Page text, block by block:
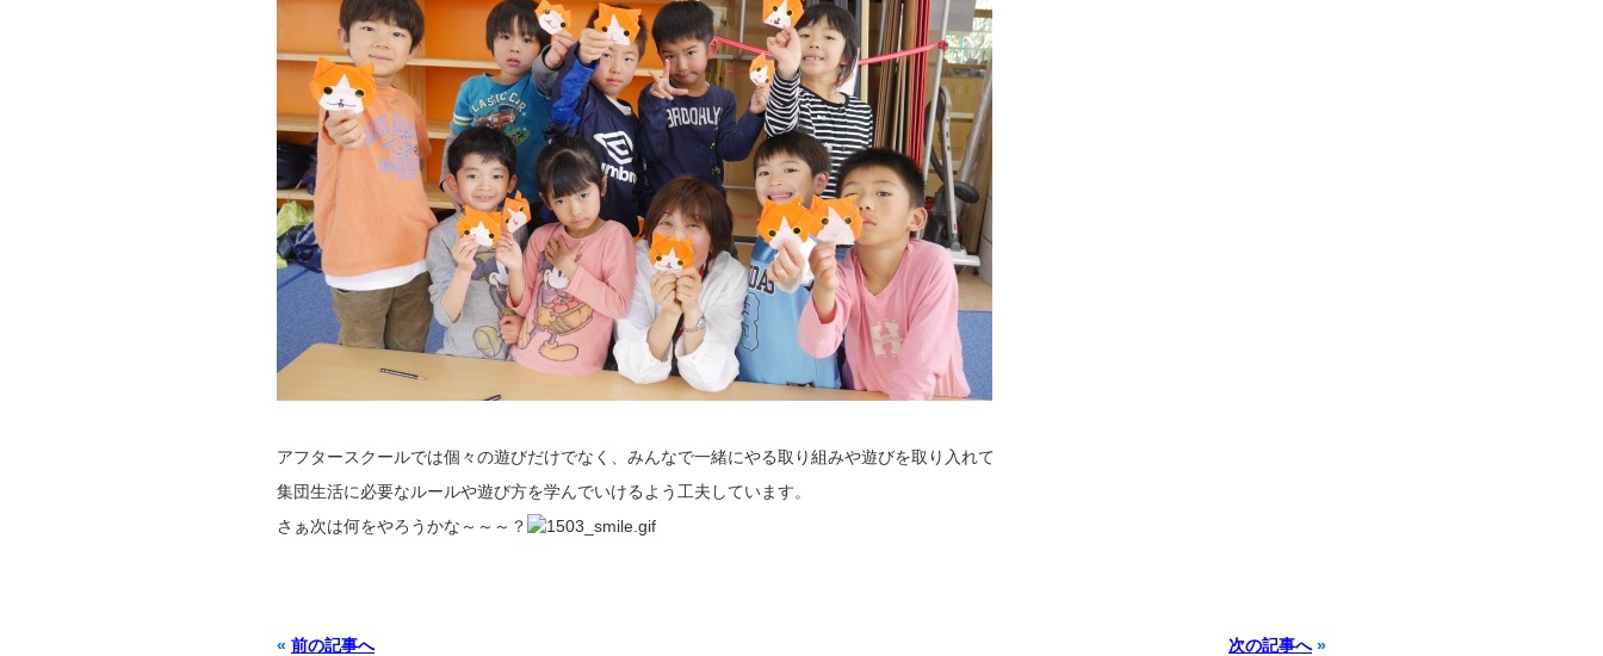
アフタースクールでは個々の遊びだけでなく、みんなで一緒にやる取り組みや遊びを取り入れて
集団生活に必要なルールや遊び方を学んでいけるよう工夫しています。
さぁ次は何をやろうかな～～～？
« 前の記事へ 次の記事へ»